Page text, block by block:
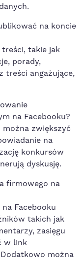
na koncie
takie jak
porady,
‍treści angażujące,
na Facebooku?
zwiększyć
na
konkursów
dyskusję.
firmowego na
‌Facebooku
takich jak
zasięgu​
⁤w link
można⁢